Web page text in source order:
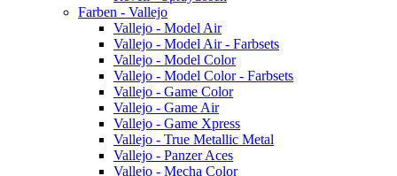
Farben - Vallejo
Vallejo - Model Air
Vallejo - Model Air - Farbsets
Vallejo - Model Color
Vallejo - Model Color - Farbsets
Vallejo - Game Color
Vallejo - Game Air
Vallejo - Game Xpress
Vallejo - True Metallic Metal
Vallejo - Panzer Aces
Vallejo - Mecha Color